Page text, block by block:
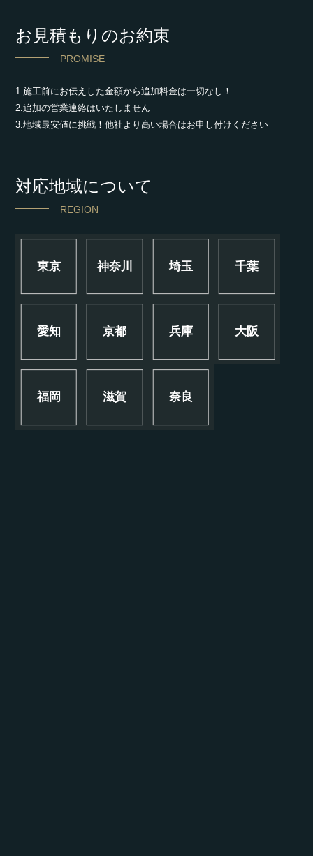
お見積もりのお約束
PROMISE
1.施工前にお伝えした金額から追加料金は一切なし！
2.追加の営業連絡はいたしません
3.地域最安値に挑戦！他社より高い場合はお申し付けください
対応地域について
REGION
東京 神奈川 埼玉 千葉
愛知 京都 兵庫 大阪
福岡 滋賀 奈良